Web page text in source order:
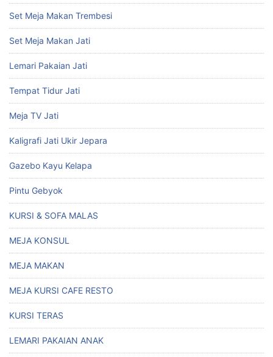
Set Meja Makan Trembesi
Set Meja Makan Jati
Lemari Pakaian Jati
Tempat Tidur Jati
Meja TV Jati
Kaligrafi Jati Ukir Jepara
Gazebo Kayu Kelapa
Pintu Gebyok
KURSI & SOFA MALAS
MEJA KONSUL
MEJA MAKAN
MEJA KURSI CAFE RESTO
KURSI TERAS
LEMARI PAKAIAN ANAK